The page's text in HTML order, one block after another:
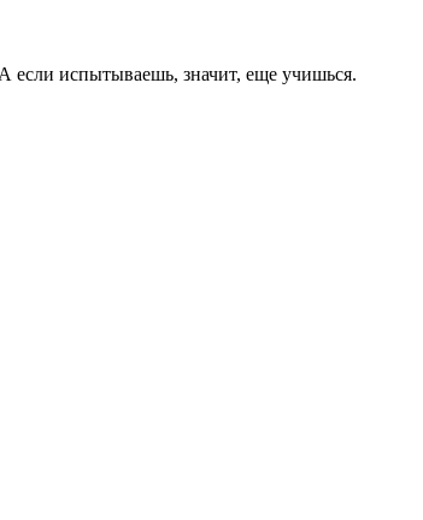
если испытываешь, значит, еще учишься.